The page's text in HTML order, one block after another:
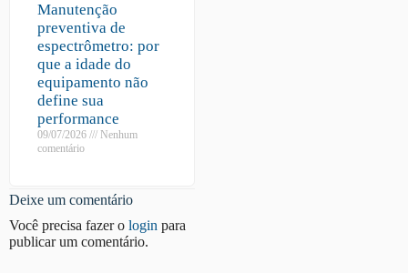
Manutenção
preventiva de
espectrômetro: por
que a idade do
equipamento não
define sua
performance
09/07/2026
Nenhum
comentário
Deixe um comentário
Você precisa fazer o login para
publicar um comentário.